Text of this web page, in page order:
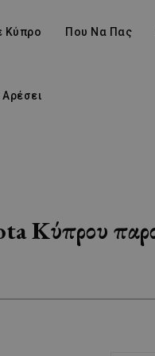
Κύπρο Που Να Πας
Κύπρου